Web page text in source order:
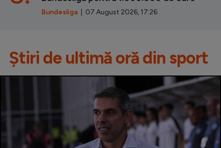
Bundesliga | 07 August 2026, 17:26
Știri de ultimă oră din sport